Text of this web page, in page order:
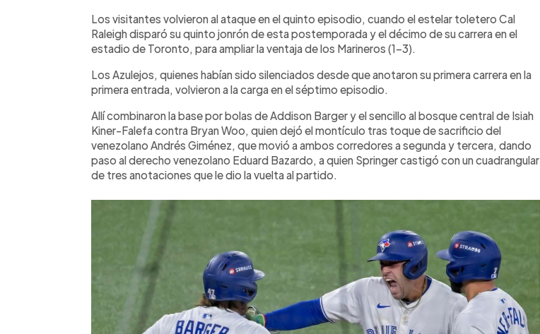
Los visitantes volvieron al ataque en el quinto episodio, cuando el estelar toletero Cal
Raleigh disparó su quinto jonrón de esta postemporada y el décimo de su carrera en el
estadio de Toronto, para ampliar la ventaja de los Marineros (1-3).
Los Azulejos, quienes habían sido silenciados desde que anotaron su primera carrera en la
primera entrada, volvieron a la carga en el séptimo episodio.
Allí combinaron la base por bolas de Addison Barger y el sencillo al bosque central de Isiah
Kiner-Falefa contra Bryan Woo, quien dejó el montículo tras toque de sacrificio del
venezolano Andrés Giménez, que movió a ambos corredores a segunda y tercera, dando
paso al derecho venezolano Eduard Bazardo, a quien Springer castigó con un cuadrangular
de tres anotaciones que le dio la vuelta al partido.